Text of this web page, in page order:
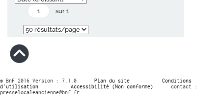
sur 1
© BnF 2016 Version : 7.1.0 Plan du site
Conditions
d’utilisation
Accessibilité (Non conforme)
contact :
presselocaleancienne@bnf.fr